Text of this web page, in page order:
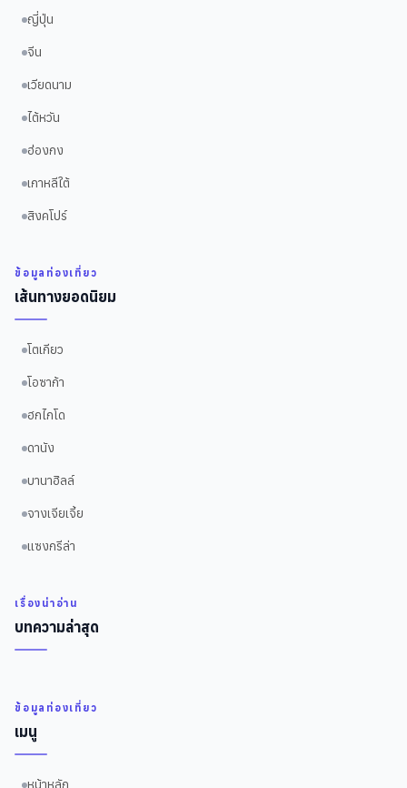
ญี่ปุ่น
จีน
เวียดนาม
ไต้หวัน
ฮ่องกง
เกาหลีใต้
สิงคโปร์
ข้อมูลท่องเที่ยว
เส้นทางยอดนิยม
โตเกียว
โอซาก้า
ฮกไกโด
ดานัง
บานาฮิลล์
จางเจียเจี้ย
แซงกรีล่า
เรื่องน่าอ่าน
บทความล่าสุด
ข้อมูลท่องเที่ยว
เมนู
หน้าหลัก